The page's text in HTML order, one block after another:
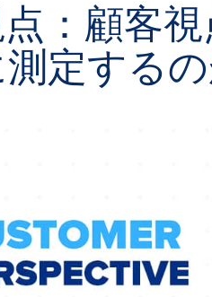
：顧客
定する